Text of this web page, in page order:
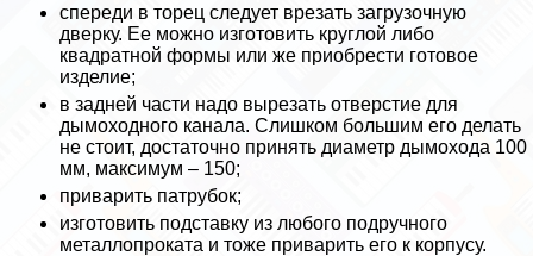
спереди в торец следует врезать загрузочную
дверку. Ее можно изготовить круглой либо
квадратной формы или же приобрести готовое
изделие;
в задней части надо вырезать отверстие для
дымоходного канала. Слишком большим его делать
не стоит, достаточно принять диаметр дымохода 100
мм, максимум – 150;
приварить патрубок;
изготовить подставку из любого подручного
металлопроката и тоже приварить его к корпусу.